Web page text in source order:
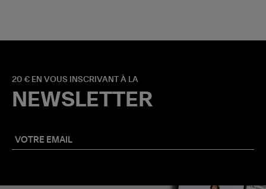
20 € EN VOUS INSCRIVANT À LA
NEWSLETTER